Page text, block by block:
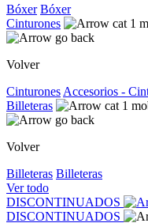
Bóxer Bóxer
Cinturones
Volver
Cinturones Accesorios -
Billeteras
Volver
Billeteras Billeteras
Ver todo
DISCONTINUADOS
DISCONTINUADOS